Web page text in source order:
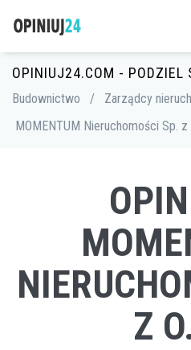
OPINIUJ24.COM - PODZIEL
Budownictwo / Zarządcy
MOMENTUM Nieruchomości Sp. z
Z